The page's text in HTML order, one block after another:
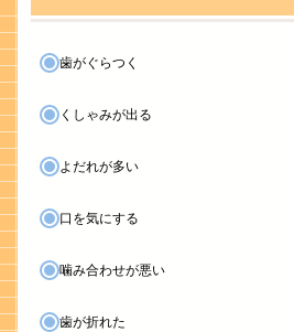
歯がぐらつく
くしゃみが出る
よだれが多い
口を気にする
噛み合わせが悪い
歯が折れた